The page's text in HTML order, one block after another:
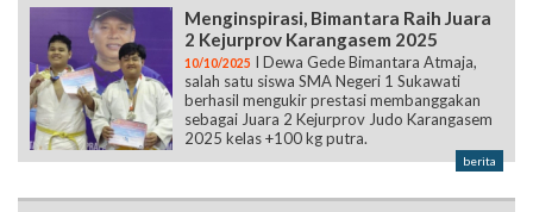
Menginspirasi, Bimantara Raih Juara
2 Kejurprov Karangasem 2025
10/10/2025 I Dewa Gede Bimantara Atmaja,
salah satu siswa SMA Negeri 1 Sukawati
berhasil mengukir prestasi membanggakan
sebagai Juara 2 Kejurprov Judo Karangasem
2025 kelas +100 kg putra.
berita